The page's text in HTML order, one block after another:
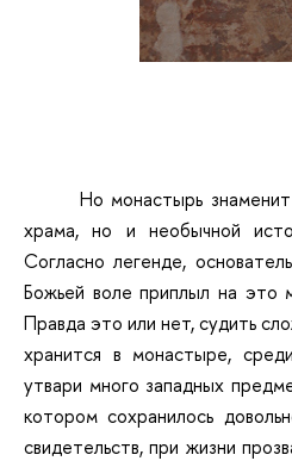
Но монастырь
храма, но и необычной
Согласно легенде,
Божьей воле приплыл на это
Правда это или нет, судить
хранится в монастыре,
утвари много западных
котором сохранилось
свидетельств, при жизни